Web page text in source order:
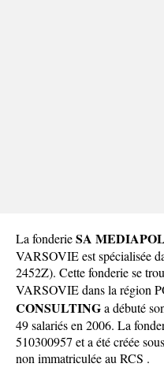
La fonderieSA
VARSOVIE est spécialisée
2452Z). Cette fonderie se
VARSOVIE dans la région
CONSULTINGa débuté
49 salariés en 2006. La
510300957 et a été créée
non immatriculée au RCS .